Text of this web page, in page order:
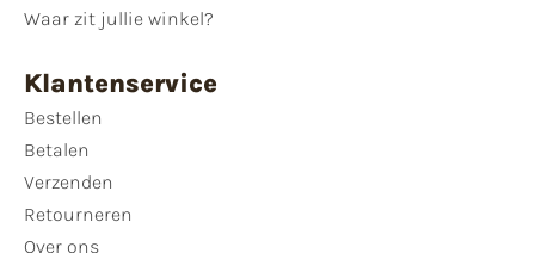
Waar zit jullie winkel?
Klantenservice
Bestellen
Betalen
Verzenden
Retourneren
Over ons